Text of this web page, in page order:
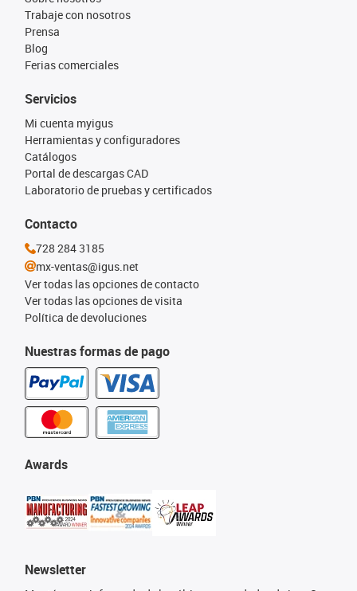
Trabaje con nosotros
Prensa
Blog
Ferias comerciales
Nuestras formas de pago
Servicios
Mi cuenta myigus
Herramientas y configuradores
Catálogos
Portal de descargas CAD
Laboratorio de pruebas y certificados
Awards
Newsletter
Contacto
728 284 3185
mx-ventas@igus.net
Ver todas las opciones de contacto
Ver todas las opciones de visita
Política de devoluciones